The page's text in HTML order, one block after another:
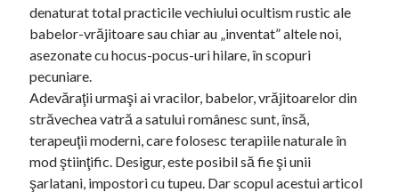
denaturat total practicile vechiului ocultism rustic ale
babelor-vrăjitoare sau chiar au „inventat” altele noi,
asezonate cu hocus-pocus-uri hilare, în scopuri
pecuniare.
Adevăraţii urmaşi ai vracilor, babelor, vrăjitoarelor din
străvechea vatră a satului românesc sunt, însă,
terapeuţii moderni, care folosesc terapiile naturale în
mod ştiinţific. Desigur, este posibil să fie şi unii
şarlatani, impostori cu tupeu. Dar scopul acestui articol